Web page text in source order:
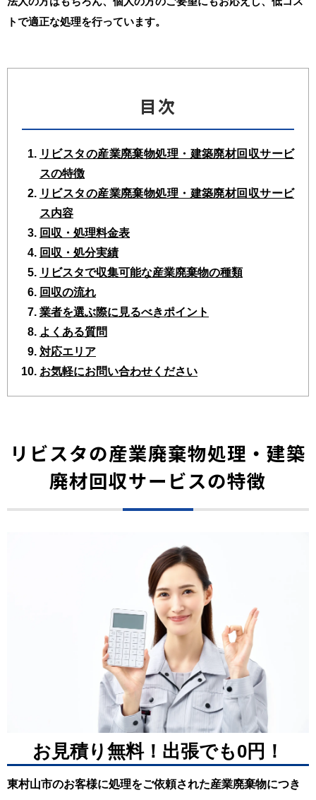
トで適正な処理を行っています。
目次
リビスタの産業廃棄物処理・建築廃材回収サービ
スの特徴
リビスタの産業廃棄物処理・建築廃材回収サービ
ス内容
回収・処理料金表
回収・処分実績
リビスタで収集可能な産業廃棄物の種類
回収の流れ
業者を選ぶ際に見るべきポイント
よくある質問
対応エリア
お気軽にお問い合わせください
リビスタの産業廃棄物処理・建築
廃材回収サービスの特徴
お見積り無料！出張でも0円！
東村山市のお客様に処理をご依頼された産業廃棄物につき